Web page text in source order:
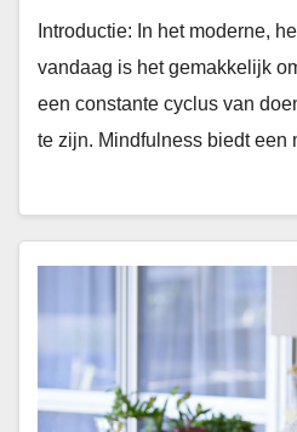
Introductie: In het moderne,
vandaag is het gemakkelijk
een constante cyclus van
te zijn. Mindfulness biedt een